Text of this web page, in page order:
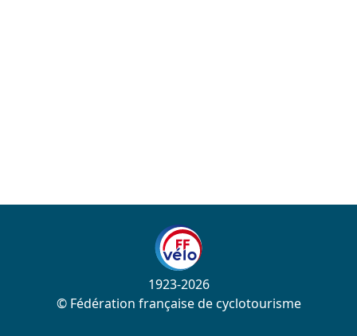
1923-2026
© Fédération française de cyclotourisme